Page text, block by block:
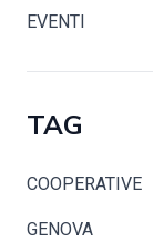
EVENTI
TAG
COOPERATIVE
GENOVA